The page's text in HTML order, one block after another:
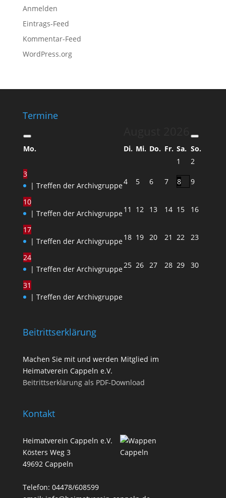
Anmelden
Eintrags-Feed
Kommentar-Feed
WordPress.org
Termine
Mo. Di. Mi. Do. Fr. Sa. So.
1
2
3
| Treffen der Archivgruppe4 5 6 7 8 9
10
| Treffen der Archivgruppe11 12 13 14 15 16
17
| Treffen der Archivgruppe18 19 20 21 22 23
24
| Treffen der Archivgruppe25 26 27 28 29 30
31
| Treffen der Archivgruppe
Beitrittserklärung
Machen Sie mit und werden Mitglied im
Heimatverein Cappeln e.V.
Beitrittserklärung als PDF-Download
Kontakt
Heimatverein Cappeln e.V.
Kösters Weg 3
49692 Cappeln
Telefon: 04478/608599